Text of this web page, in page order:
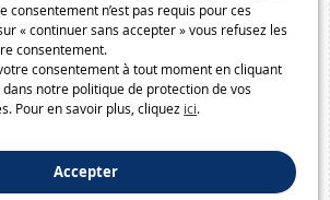
consentement n’est pas requis pour ces
« continuer sans accepter » vous refusez les
consentement.
consentement à tout moment en cliquant
notre politique de protection de vos
Pour en savoir plus, cliquez ici.
Accepter